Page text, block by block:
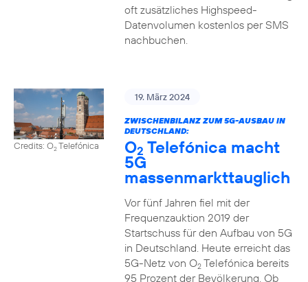
oft zusätzliches Highspeed-
Datenvolumen kostenlos per SMS
nachbuchen.
Credits: O2Telefónica
19. März 2024
ZWISCHENBILANZ ZUM 5G-AUSBAU IN
DEUTSCHLAND:
O2 Telefónica macht
5G
massenmarkttauglich
Vor fünf Jahren fiel mit der
Frequenzauktion 2019 der
Startschuss für den Aufbau von 5G
in Deutschland. Heute erreicht das
5G-Netz von O2Telefónica bereits
95 Prozent der Bevölkerung. Ob